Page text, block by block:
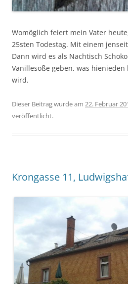
Womöglich feiert mein Vater
25sten Todestag. Mit einem
Dann wird es als Nachtisch
Vanillesoße geben, was
wird.
Dieser Beitrag wurde am 22. Februar
veröffentlicht.
Krongasse 11,